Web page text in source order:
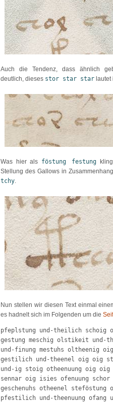
Auch die Tendenz, dass ähnlich
deutlich, dieses stor star star lautet
Was hier als föstung festung
Stellung des Gallows in
tchy.
Nun stellen wir diesen Text einmal
es hadnelt sich im Folgenden um die
pfeplstung und-theilich
gestung meschig olstikeit und-
und-finung mestuhs oltheenig
gestilich und-theenel oig oig
und-ig stoig otheenuung oig
sennar oig isies ofenuung schor
geschenuhs otheenel steföstung
pfestilich und-theenuung ofang